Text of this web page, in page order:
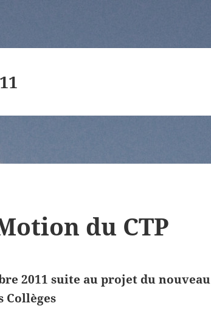
du CTP
2011 suite au projet du nouveau
Collèges